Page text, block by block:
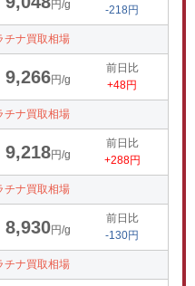
円/g
-218円
チナ買取相場
9,266円/g
前日比
+48円
チナ買取相場
9,218円/g
前日比
+288円
チナ買取相場
8,930円/g
前日比
-130円
チナ買取相場